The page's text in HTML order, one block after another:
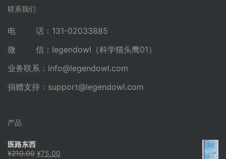
联系我们
电 话：131-02033885
微 信：legendowl（科学猫头鹰01）
业务联系： info@legendowl.com
捐赠支持： support@legendowl.com
产品
医路东西
¥210.00 原
¥75.00